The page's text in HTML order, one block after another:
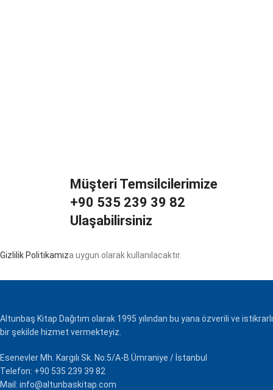
Müşteri Temsilcilerimize
+90 535 239 39 82
Ulaşabilirsiniz
Gizlilik Politikamıza uygun olarak kullanılacaktır.
Altunbaş Kitap Dağıtım olarak 1995 yılından bu yana özverili ve istikrarlı
bir şekilde hizmet vermekteyiz.
Esenevler Mh. Kargılı Sk. No:5/A-B Ümraniye / İstanbul
Telefon: +90 535 239 39 82
Mail: info@altunbaskitap.com